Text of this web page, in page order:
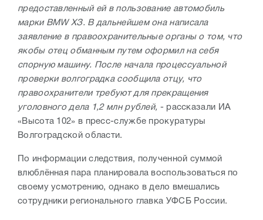
предоставленный ей в пользование автомобиль
марки BMW ХЗ. В дальнейшем она написала
заявление в правоохранительные органы о том, что
якобы отец обманным путем оформил на себя
спорную машину. После начала процессуальной
проверки волгоградка сообщила отцу, что
правоохранители требуют для прекращения
уголовного дела 1,2 млн рублей, - рассказали ИА
«Высота 102» в пресс-службе прокуратуры
Волгоградской области.
По информации следствия, полученной суммой
влюблённая пара планировала воспользоваться по
своему усмотрению, однако в дело вмешались
сотрудники регионального главка УФСБ России.